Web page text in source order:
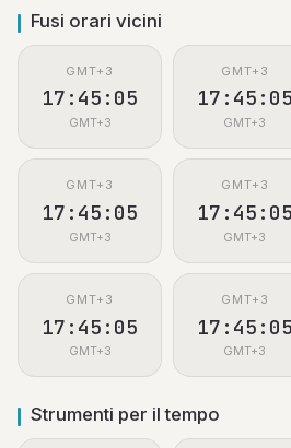
Fusi orari vicini
GMT+3
17:45:05
GMT+3
GMT+3
17:45:05
GMT+3
GMT+3
17:45:05
GMT+3
GMT+3
17:45:05
GMT+3
GMT+3
17:45:05
GMT+3
GMT+3
17:45:05
GMT+3
Strumenti per il tempo